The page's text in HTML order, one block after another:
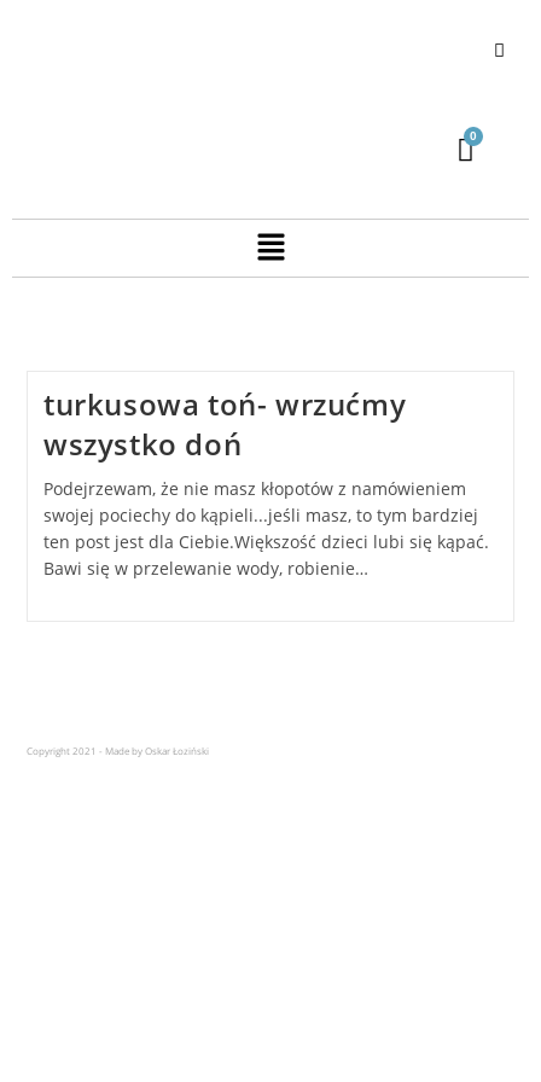
turkusowa toń- wrzućmy
wszystko doń
Podejrzewam, że nie masz kłopotów z namówieniem
swojej pociechy do kąpieli...jeśli masz, to tym bardziej
ten post jest dla Ciebie.Większość dzieci lubi się kąpać.
Bawi się w przelewanie wody, robienie…
Copyright 2021 - Made by Oskar Łoziński